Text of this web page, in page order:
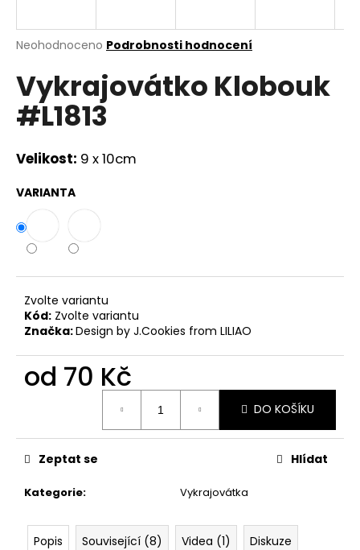
Průměrné
produktu
je
0,0
z
hvězdiček.
Neohodnoceno Podrobnosti hodnocení
Vykrajovátko Klobouk
#L1813
Velikost: 9 x 10cm
VARIANTA
Zvolte variantu
Kód: Zvolte variantu
Značka:Design by J.Cookies from LILIAO
od 70 Kč
DO KOŠÍKU
Kategorie: Vykrajovátka
Zeptat se Hlídat
Popis Související (8) Videa (1) Diskuze
j
t
?
D
o
p
o
č
u
m
e
33001
SÁČEK